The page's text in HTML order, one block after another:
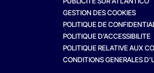
GESTION DES COOKIES
POLITIQUE DE
POLITIQUE D’ACCESSIBILITE
POLITIQUE RELATIVE AUX
CONDITIONS GENERALES